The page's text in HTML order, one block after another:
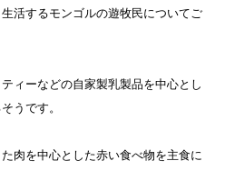
活するモンゴルの遊牧民についてご
ィーなどの自家製乳製品を中心とし
うです。
肉を中心とした赤い食べ物を主食に